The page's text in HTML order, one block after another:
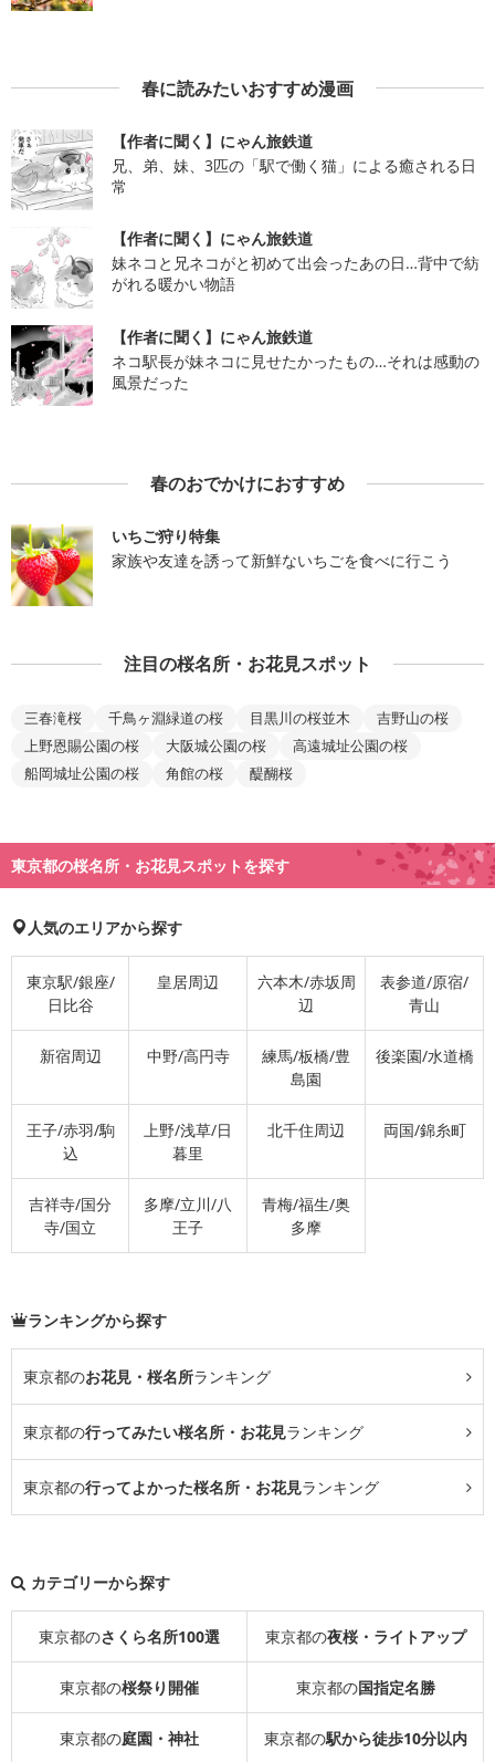
春に読みたいおすすめ漫画
【作者に聞く】にゃん旅鉄道
兄、弟、妹、3匹の「駅で働く猫」による癒される日
常
【作者に聞く】にゃん旅鉄道
妹ネコと兄ネコがと初めて出会ったあの日…背中で紡
がれる暖かい物語
【作者に聞く】にゃん旅鉄道
ネコ駅長が妹ネコに見せたかったもの…それは感動の
風景だった
春のおでかけにおすすめ
いちご狩り特集
家族や友達を誘って新鮮ないちごを食べに行こう
注目の桜名所・お花見スポット
三春滝桜 千鳥ヶ淵緑道の桜 目黒川の桜並木
吉野山の桜
上野恩賜公園の桜
大阪城公園の桜
高遠城址公園の桜
船岡城址公園の桜
角館の桜 醍醐桜
東京都の桜名所・お花見スポットを探す
人気のエリアから探す
東京駅/銀座/
日比谷
皇居周辺
六本木/赤坂周
辺
表参道/原宿/
青山
新宿周辺 中野/高円寺
練馬/板橋/豊
島園
後楽園/水道橋
王子/赤羽/駒
込
上野/浅草/日
暮里
北千住周辺 両国/錦糸町
吉祥寺/国分
寺/国立
多摩/立川/八
王子
青梅/福生/奥
多摩
ランキングから探す
東京都のお花見・桜名所ランキング
東京都の行ってみたい桜名所・お花見ランキング
東京都の行ってよかった桜名所・お花見ランキング
カテゴリーから探す
東京都のさくら名所100選 東京都の夜桜・ライトアップ
東京都の桜祭り開催 東京都の国指定名勝
東京都の庭園・神社 東京都の駅から徒歩10分以内